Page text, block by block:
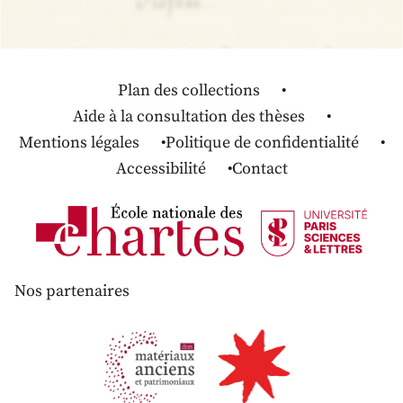
Plan des collections
Aide à la consultation des thèses
Mentions légales
Politique de confidentialité
Accessibilité
Contact
Nos partenaires